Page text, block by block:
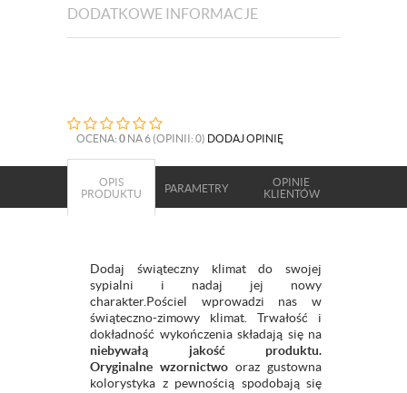
DODATKOWE INFORMACJE
OCENA: 0 NA 6 (OPINII: 0) DODAJ OPINIĘ
OPIS
PRODUKTU
PARAMETRY
OPINIE
KLIENTÓW
Dodaj świąteczny klimat do swojej
sypialni i nadaj jej nowy
charakter.Pościel wprowadzi nas w
świąteczno-zimowy klimat. Trwałość i
dokładność wykończenia składają się na
niebywałą jakość produktu.
Oryginalne wzornictwo oraz gustowna
kolorystyka z pewnością spodobają się